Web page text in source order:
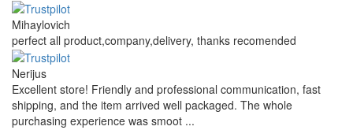
Mihaylovich
perfect all product,company,delivery, thanks recomended
Nerijus
Excellent store! Friendly and professional communication, fast
shipping, and the item arrived well packaged. The whole
purchasing experience was smoot ...